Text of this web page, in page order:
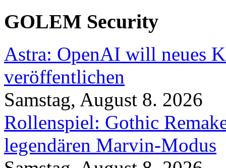
GOLEM Security
Astra: OpenAI will neues
veröffentlichen
Samstag, August 8. 2026
Rollenspiel: Gothic
legendären Marvin-Modus